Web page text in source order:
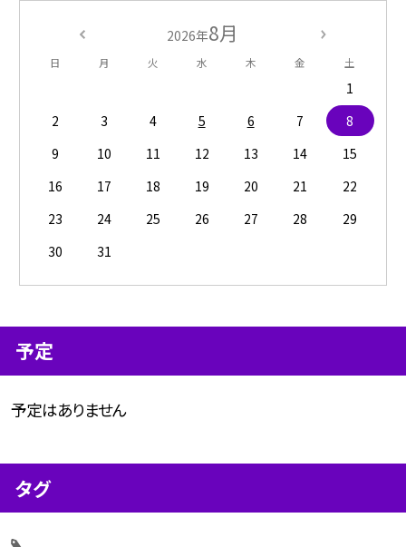
2026年8月
日 月 火 水 木 金 土
1
2
3 4 5 6 7
8
9
10 11 12 13 14
15
16
17 18 19 20 21
22
23
24 25 26 27 28
29
30
31
予定
予定はありません
タグ